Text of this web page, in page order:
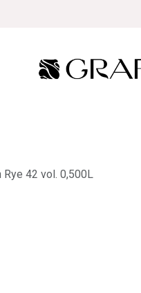
Rye 42 vol. 0,500L